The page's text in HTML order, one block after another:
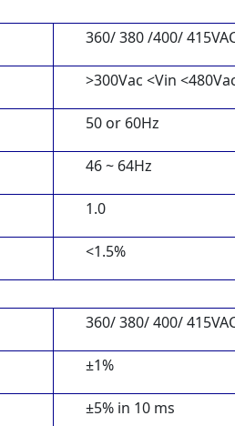
360/ 380 /400/
>300Vac <Vin
50 or 60Hz
46 ~ 64Hz
1.0
<1.5%
360/ 380/ 400/
±1%
±5% in 10 ms